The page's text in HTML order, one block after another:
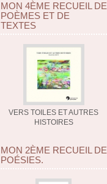
MON 4ÈME RECUEIL DE
POÈMES ET DE
TEXTES
VERS TOILES ET AUTRES
HISTOIRES
MON 2ÈME RECUEIL DE
POÉSIES.